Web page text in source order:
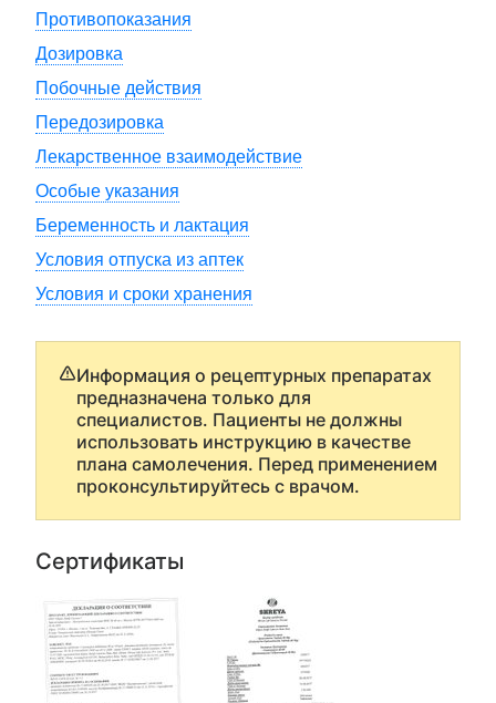
Противопоказания
Дозировка
Побочные действия
Передозировка
Лекарственное взаимодействие
Особые указания
Беременность и лактация
Условия отпуска из аптек
Условия и сроки хранения
Информация о рецептурных препаратах
предназначена только для
специалистов. Пациенты не должны
использовать инструкцию в качестве
плана самолечения. Перед применением
проконсультируйтесь с врачом.
Сертификаты